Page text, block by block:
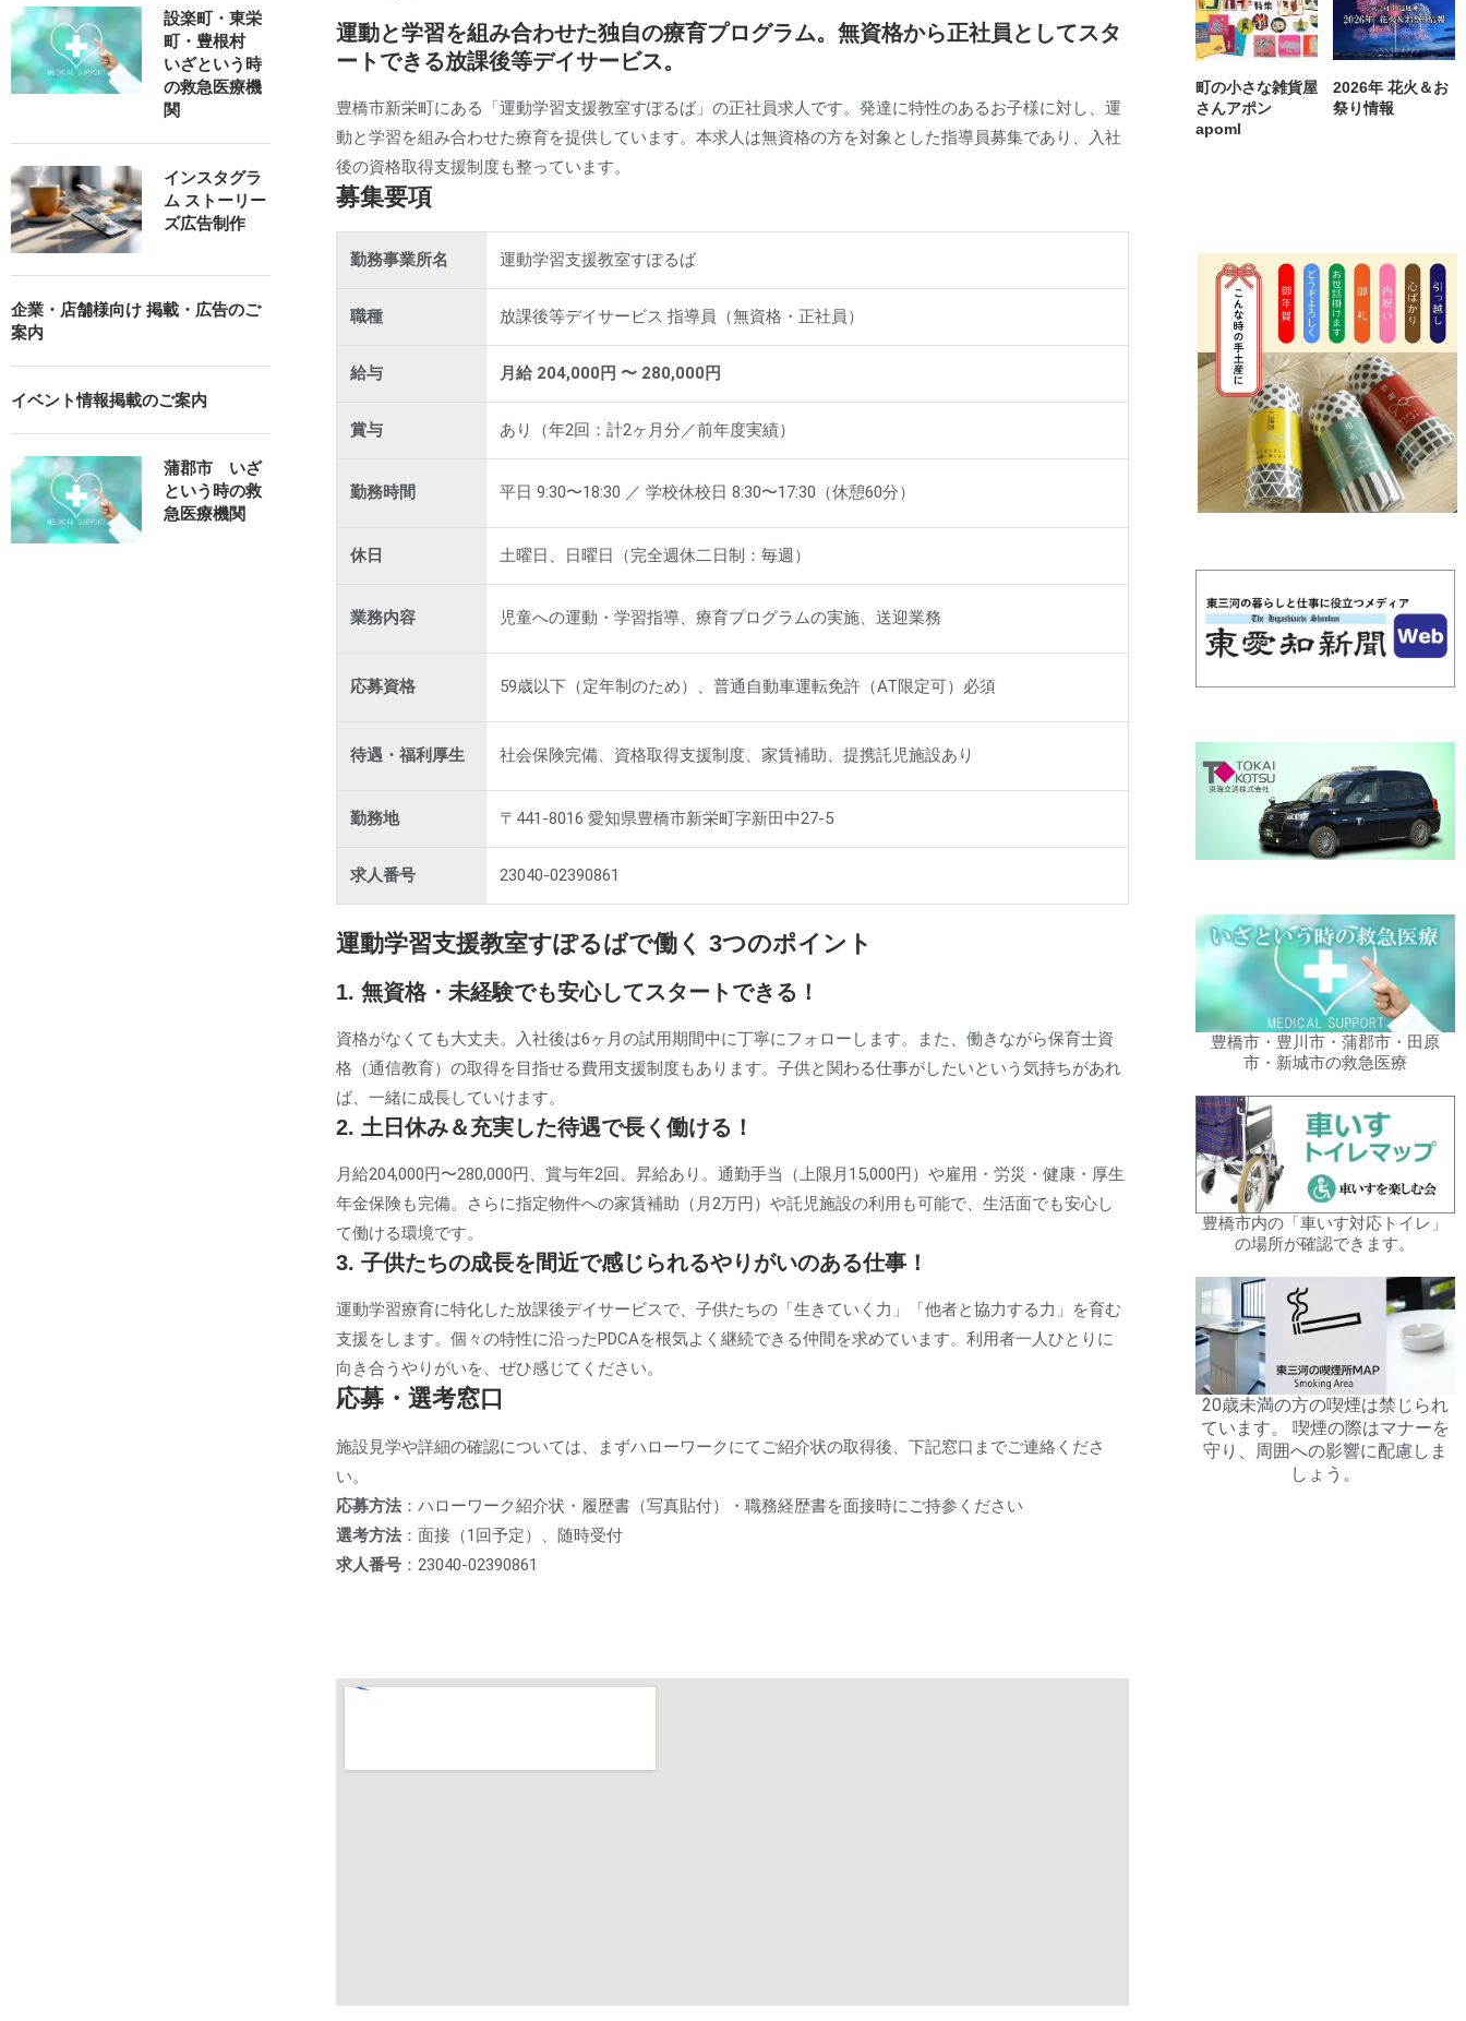
運動と学習を組み合わせた独自の療育プログラム。無資格から正社員としてスタ
ートできる放課後等デイサービス。
豊橋市新栄町にある「運動学習支援教室すぽるば」の正社員求人です。発達に特性のあるお子様に対し、運
動と学習を組み合わせた療育を提供しています。本求人は無資格の方を対象とした指導員募集であり、入社
後の資格取得支援制度も整っています。
募集要項
勤務事業所名 運動学習支援教室すぽるば
職種 放課後等デイサービス 指導員（無資格・正社員）
給与 月給 204,000円 〜 280,000円
賞与 あり（年2回：計2ヶ月分／前年度実績）
勤務時間 平日 9:30〜18:30 ／ 学校休校日 8:30〜17:30（休憩60分）
休日 土曜日、日曜日（完全週休二日制：毎週）
業務内容 児童への運動・学習指導、療育プログラムの実施、送迎業務
応募資格 59歳以下（定年制のため）、普通自動車運転免許（AT限定可）必須
待遇・福利厚生 社会保険完備、資格取得支援制度、家賃補助、提携託児施設あり
勤務地 〒441-8016 愛知県豊橋市新栄町字新田中27-5
求人番号 23040-02390861
運動学習支援教室すぽるばで働く 3つのポイント
1. 無資格・未経験でも安心してスタートできる！
資格がなくても大丈夫。入社後は6ヶ月の試用期間中に丁寧にフォローします。また、働きながら保育士資
格（通信教育）の取得を目指せる費用支援制度もあります。子供と関わる仕事がしたいという気持ちがあれ
ば、一緒に成長していけます。
2. 土日休み＆充実した待遇で長く働ける！
月給204,000円〜280,000円、賞与年2回、昇給あり。通勤手当（上限月15,000円）や雇用・労災・健康・厚生
年金保険も完備。さらに指定物件への家賃補助（月2万円）や託児施設の利用も可能で、生活面でも安心し
て働ける環境です。
3. 子供たちの成長を間近で感じられるやりがいのある仕事！
運動学習療育に特化した放課後デイサービスで、子供たちの「生きていく力」「他者と協力する力」を育む
支援をします。個々の特性に沿ったPDCAを根気よく継続できる仲間を求めています。利用者一人ひとりに
向き合うやりがいを、ぜひ感じてください。
応募・選考窓口
施設見学や詳細の確認については、まずハローワークにてご紹介状の取得後、下記窓口までご連絡くださ
い。
応募方法 ：ハローワーク紹介状・履歴書（写真貼付）・職務経歴書を面接時にご持参ください
選考方法 ：面接（1回予定）、随時受付
求人番号 ：23040-02390861
町の小さな雑貨屋
さんアポン
apoml
2026年 花火＆お
祭り情報
豊橋市・豊川市・蒲郡市・田原
市・新城市の救急医療
豊橋市内の「車いす対応トイレ」
の場所が確認できます。
20歳未満の方の喫煙は禁じられ
ています。 喫煙の際はマナーを
守り、周囲への影響に配慮しま
しょう。
設楽町・東栄
町・豊根村
いざという時
の救急医療機
関
インスタグラ
ム ストーリー
ズ広告制作
企業・店舗様向け 掲載・広告のご
案内
イベント情報掲載のご案内
蒲郡市 いざ
という時の救
急医療機関